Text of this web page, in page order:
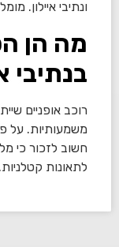
ונתיבי איילון.
מה הן
בנתיבי
רוכב אופניים
משמעותיות. על
חשוב לזכור כי
לתאונות קטלניות.